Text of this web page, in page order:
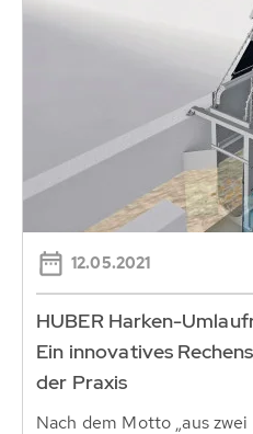
12.05.2021
HUBER Harken-
Ein innovatives
der Praxis
Nach dem Motto „aus